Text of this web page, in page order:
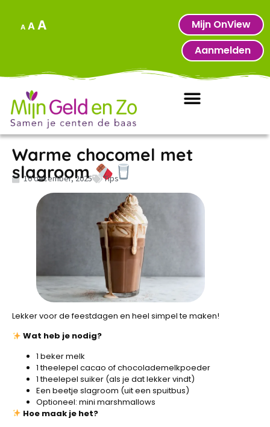
A A A
Mijn OnView
Aanmelden
Warme chocomel met
slagroom
10 december, 2025 Tips
Lekker voor de feestdagen en heel simpel te maken!
Wat heb je nodig?
1 beker melk
1 theelepel cacao of chocolademelkpoeder
1 theelepel suiker (als je dat lekker vindt)
Een beetje slagroom (uit een spuitbus)
Optioneel: mini marshmallows
Hoe maak je het?